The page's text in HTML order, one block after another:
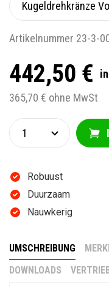
Artikelnummer 23-3-
442,50 €
365,70 € ohne MwSt
Robuust
Duurzaam
Nauwkerig
UMSCHREIBUNG
DOWNLOADS